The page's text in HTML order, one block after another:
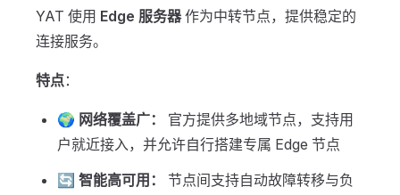
YAT 使用 Edge 服务器作为中转节点，提供稳定的
连接服务。
特点：
🌍 网络覆盖广：
官方提供多地域节点，支持用
户就近接入，并允许自行搭建专属 Edge 节点
🔄 智能高可用：
节点间支持自动故障转移与负